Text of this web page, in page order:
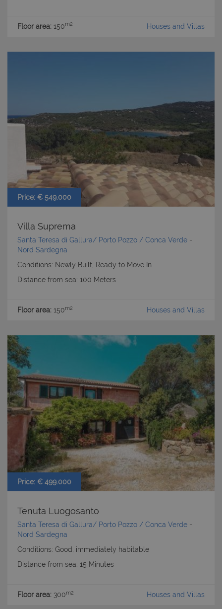
Floor area: 150m2 Houses and Villas
Price: € 549.000
Villa Suprema
Santa Teresa di Gallura/ Porto Pozzo / Conca Verde -
Nord Sardegna
Conditions: Newly Built, Ready to Move In
Distance from sea: 100 Meters
Floor area: 150m2 Houses and Villas
Price: € 499.000
Tenuta Luogosanto
Santa Teresa di Gallura/ Porto Pozzo / Conca Verde -
Nord Sardegna
Conditions: Good, immediately habitable
Distance from sea: 15 Minutes
Floor area: 300m2 Houses and Villas